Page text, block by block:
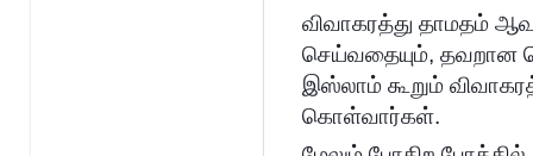
விவாகரத்து தாமதம்
செய்வதையும், தவறான
இஸ்லாம் கூறும்
கொள்வார்கள்.